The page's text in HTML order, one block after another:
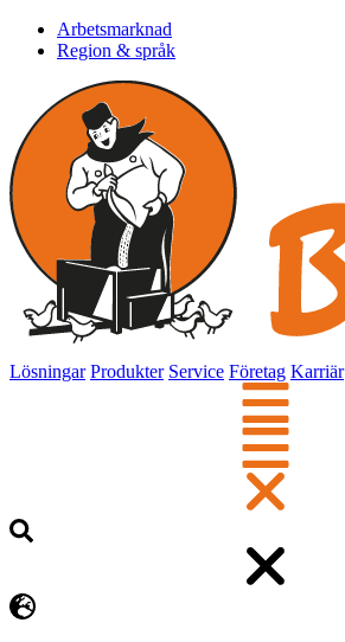
Arbetsmarknad
Region & språk
Lösningar Produkter Service Företag Karriär